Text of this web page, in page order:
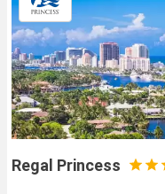
Regal Princess